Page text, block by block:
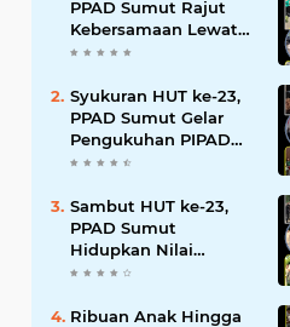
PPAD Sumut Rajut
Kebersamaan Lewat
Senam Sehat dan
Bekangdam I/BB
Syukuran HUT ke-23,
PPAD Sumut Gelar
Pengukuhan PIPAD
Hingga Tradisi
Sambut HUT ke-23,
PPAD Sumut
Hidupkan Nilai
Pahlawan di TMP
Ribuan Anak Hingga